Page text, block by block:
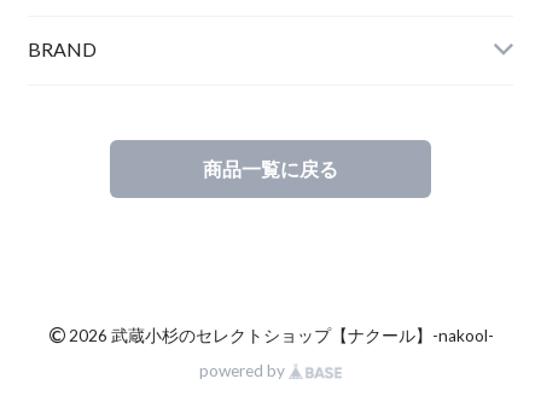
BRAND
商品一覧に戻る
©2026 武蔵小杉のセレクトショップ【ナクール】-nakool-
powered by